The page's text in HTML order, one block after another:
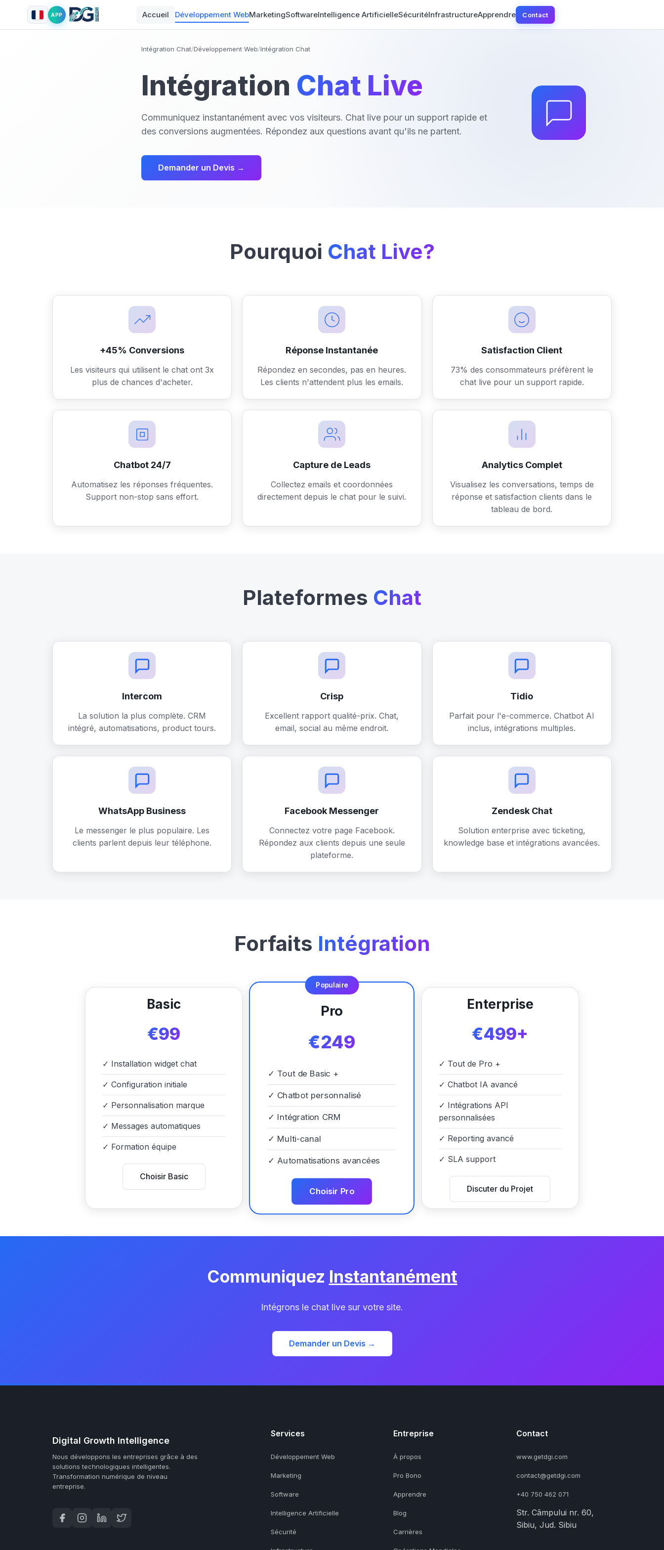
APP Accueil Développement WebMarketingSoftwareIntelligence ArtificielleSécuritéInfrastructureApprendre Contact
Intégration Chat/Développement Web/Intégration Chat
Intégration Chat Live
Communiquez instantanément avec vos visiteurs. Chat live pour un support rapide et
des conversions augmentées. Répondez aux questions avant qu'ils ne partent.
Demander un Devis →
Pourquoi Chat Live?
+45% Conversions
Les visiteurs qui utilisent le chat ont 3x
plus de chances d'acheter.
Réponse Instantanée
Répondez en secondes, pas en heures.
Les clients n'attendent plus les emails.
Satisfaction Client
73% des consommateurs préfèrent le
chat live pour un support rapide.
Chatbot 24/7
Automatisez les réponses fréquentes.
Support non-stop sans effort.
Capture de Leads
Collectez emails et coordonnées
directement depuis le chat pour le suivi.
Analytics Complet
Visualisez les conversations, temps de
réponse et satisfaction clients dans le
tableau de bord.
Plateformes Chat
Intercom
La solution la plus complète. CRM
intégré, automatisations, product tours.
Crisp
Excellent rapport qualité-prix. Chat,
email, social au même endroit.
Tidio
Parfait pour l'e-commerce. Chatbot AI
inclus, intégrations multiples.
WhatsApp Business
Le messenger le plus populaire. Les
clients parlent depuis leur téléphone.
Facebook Messenger
Connectez votre page Facebook.
Répondez aux clients depuis une seule
plateforme.
Zendesk Chat
Solution enterprise avec ticketing,
knowledge base et intégrations avancées.
Forfaits Intégration
Basic
€99
✓ Installation widget chat
✓ Configuration initiale
✓ Personnalisation marque
✓ Messages automatiques
✓ Formation équipe
Choisir Basic
Populaire
Pro
€249
✓ Tout de Basic +
✓ Chatbot personnalisé
✓ Intégration CRM
✓ Multi-canal
✓ Automatisations avancées
Choisir Pro
Enterprise
€499+
✓ Tout de Pro +
✓ Chatbot IA avancé
✓ Intégrations API
personnalisées
✓ Reporting avancé
✓ SLA support
Discuter du Projet
Communiquez Instantanément
Intégrons le chat live sur votre site.
Demander un Devis →
Digital Growth Intelligence
Nous développons les entreprises grâce à des
solutions technologiques intelligentes.
Transformation numérique de niveau
entreprise.
Services
Développement Web
Marketing
Software
Intelligence Artificielle
Sécurité
Entreprise
À propos
Pro Bono
Apprendre
Blog
Carrières
Contact
www.getdgi.com
contact@getdgi.com
+40 750 462 071
Str. Câmpului nr. 60,
Sibiu, Jud. Sibiu